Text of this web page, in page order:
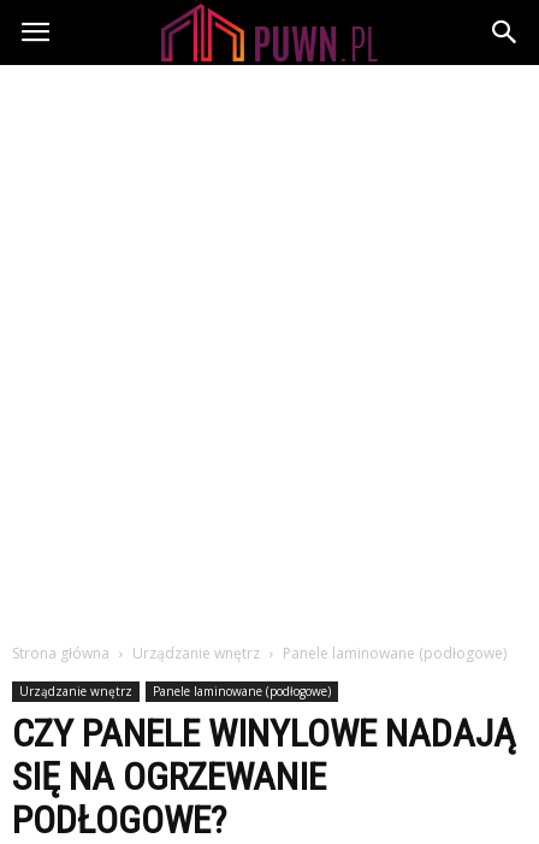
PUWN.pl
Strona główna Urządzanie wnętrz Panele laminowane (podłogowe)
Urządzanie wnętrz Panele laminowane (podłogowe)
CZY PANELE WINYLOWE NADAJĄ
SIĘ NA OGRZEWANIE
PODŁOGOWE?